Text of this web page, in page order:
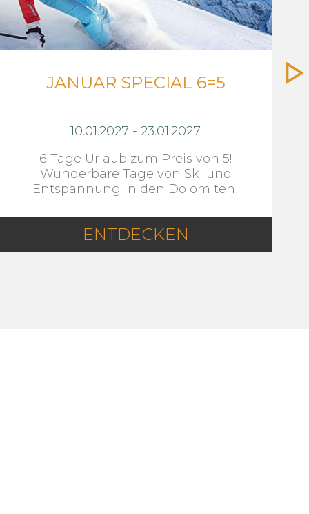
JANUAR SPECIAL 6=5
10.01.2027 - 23.01.2027
6 Tage Urlaub zum Preis von 5!
Wunderbare Tage von Ski und
Entspannung in den Dolomiten
ENTDECKEN